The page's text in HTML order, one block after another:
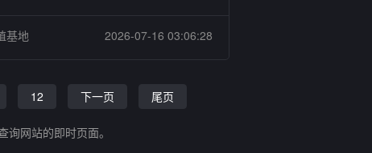
基地 2026-07-16 03:06:28
12 下一页 尾页
网站的即时页面。